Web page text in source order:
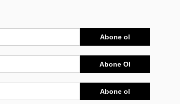
Abone ol
Abone Ol
Abone ol